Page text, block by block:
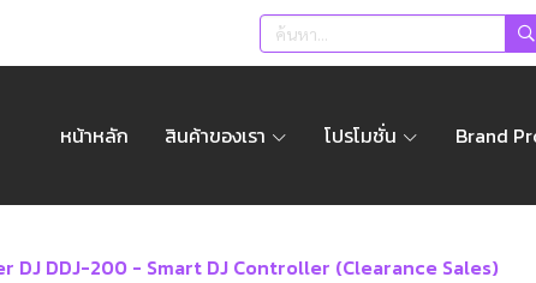
หน้าหลัก สินค้าของเรา โปรโมชั่น Brand
DJ DDJ-200 - Smart DJ Controller (Clearance Sales)